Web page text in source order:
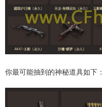
你最可能抽到的神秘道具如下：